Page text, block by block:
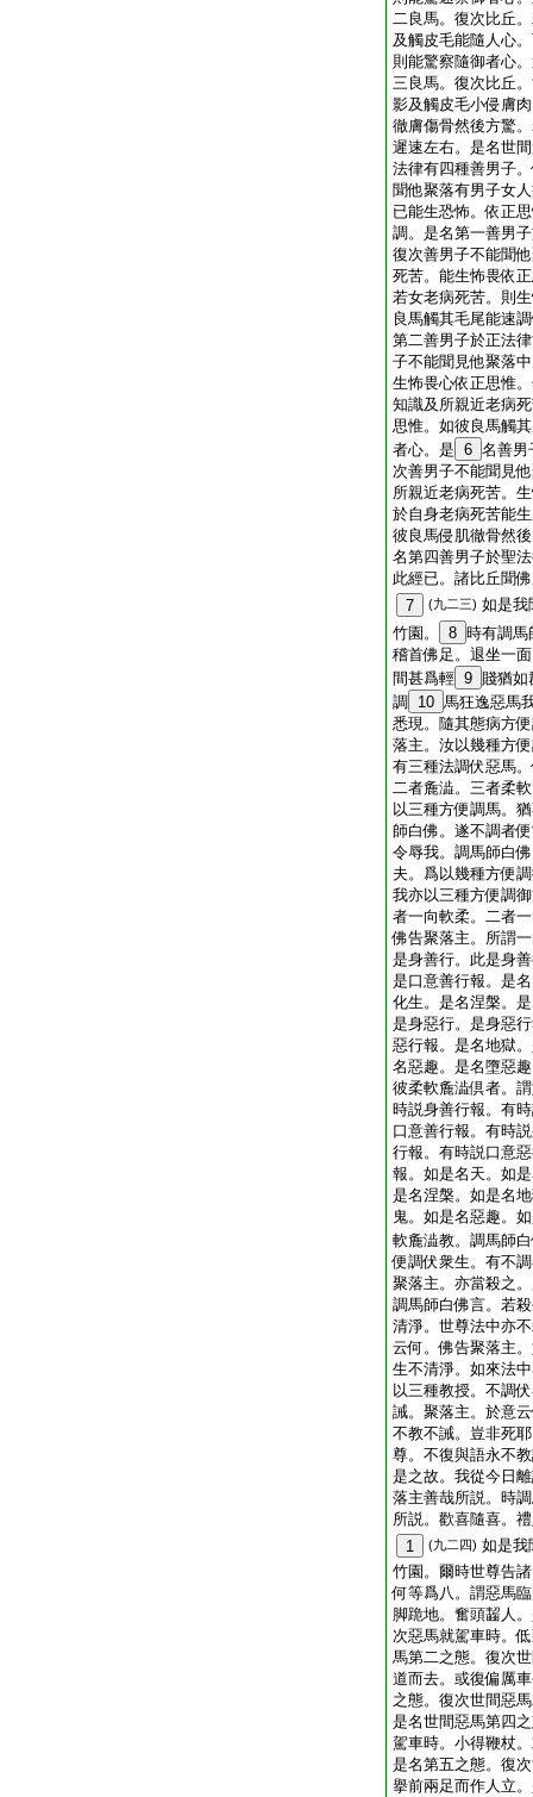
二良馬。復次比丘
及觸皮毛能隨人心
則能驚察隨御者心
三良馬。復次比丘
影及觸皮毛小侵膚
徹膚傷骨然後方驚
遲速左右。是名世
法律有四種善男子
聞他聚落有男子女
已能生恐怖。依正
調。是名第一善男
復次善男子不能聞
死苦。能生怖畏依
若女老病死苦。則
良馬觸其毛尾能速
第二善男子於正法
子不能聞見他聚落
生怖畏心依正思惟
知識及所親近老病
思惟。如彼良馬觸
者心。是 6 名善男
次善男子不能聞見
所親近老病死苦。
於自身老病死苦能
彼良馬侵肌徹骨然
名第四善男子於聖
此經已。諸比丘聞
7
(九二三) 如是我
竹園。
8 時有調馬
稽首佛足。退坐一
間甚爲輕 9 賤猶如
調
10 馬狂逸惡馬
悉現。隨其態病方
落主。汝以幾種方
有三種法調伏惡馬
二者麁澁。三者柔
以三種方便調馬。
師白佛。遂不調者
令辱我。調馬師白
夫。爲以幾種方便
我亦以三種方便調
者一向軟柔。二者
佛告聚落主。所謂
是身善行。此是身
是口意善行報。是
化生。是名涅槃。
是身惡行。是身惡
惡行報。是名地獄
名惡趣。是名墮惡
彼柔軟麁澁倶者。
時説身善行報。有
口意善行報。有時
行報。有時説口意
報。如是名天。如
是名涅槃。如是名
鬼。如是名惡趣。
軟麁澁教。調馬師
便調伏衆生。有不
聚落主。亦當殺之
調馬師白佛言。若
清淨。世尊法中亦
云何。佛告聚落主
生不清淨。如來法
以三種教授。不調
誡。聚落主。於意
不教不誡。豈非死
尊。不復與語永不
是之故。我從今日
落主善哉所説。時
所説。歡喜隨喜。
1
(九二四) 如是我
竹園。爾時世尊告
何等爲八。謂惡馬
脚跪地。奮頭齧人
次惡馬就駕車時。
馬第二之態。復次
道而去。或復偏厲
之態。復次世間惡
是名世間惡馬第四
駕車時。小得鞭杖
是名第五之態。復
擧前兩足而作人立